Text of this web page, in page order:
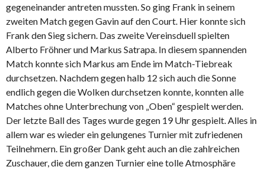
gegeneinander antreten mussten. So ging Frank in seinem
zweiten Match gegen Gavin auf den Court. Hier konnte sich
Frank den Sieg sichern. Das zweite Vereinsduell spielten
Alberto Fröhner und Markus Satrapa. In diesem spannenden
Match konnte sich Markus am Ende im Match-Tiebreak
durchsetzen. Nachdem gegen halb 12 sich auch die Sonne
endlich gegen die Wolken durchsetzen konnte, konnten alle
Matches ohne Unterbrechung von „Oben“ gespielt werden.
Der letzte Ball des Tages wurde gegen 19 Uhr gespielt. Alles in
allem war es wieder ein gelungenes Turnier mit zufriedenen
Teilnehmern. Ein großer Dank geht auch an die zahlreichen
Zuschauer, die dem ganzen Turnier eine tolle Atmosphäre